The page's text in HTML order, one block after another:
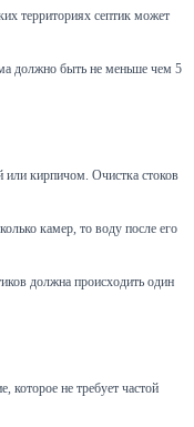
территориях септик может
должно быть не меньше чем 5
кирпичом. Очистка стоков
камер, то воду после его
должна происходить один
которое не требует частой